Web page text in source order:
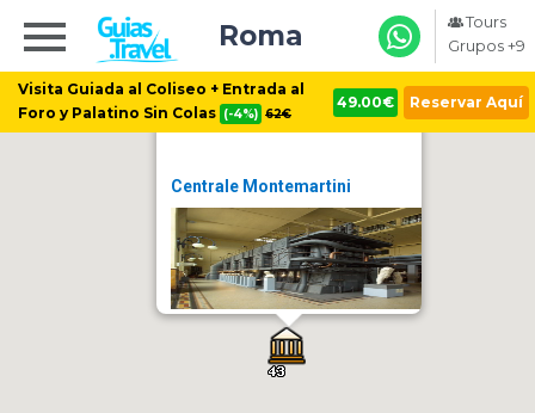
Visita Guiada al Coliseo + Entrada al
Foro y Palatino Sin Colas (-4%) 62€
49.00€ Reservar Aquí
Roma
Tours
Grupos +9
Centrale Montemartini